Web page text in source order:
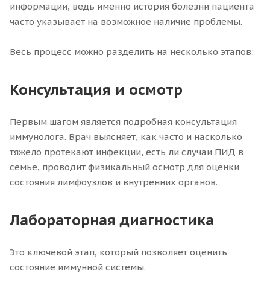
информации, ведь именно история болезни пациента
часто указывает на возможное наличие проблемы.
Весь процесс можно разделить на несколько этапов:
Консультация и осмотр
Первым шагом является подробная консультация
иммунолога. Врач выясняет, как часто и насколько
тяжело протекают инфекции, есть ли случаи ПИД в
семье, проводит физикальный осмотр для оценки
состояния лимфоузлов и внутренних органов.
Лабораторная диагностика
Это ключевой этап, который позволяет оценить
состояние иммунной системы.